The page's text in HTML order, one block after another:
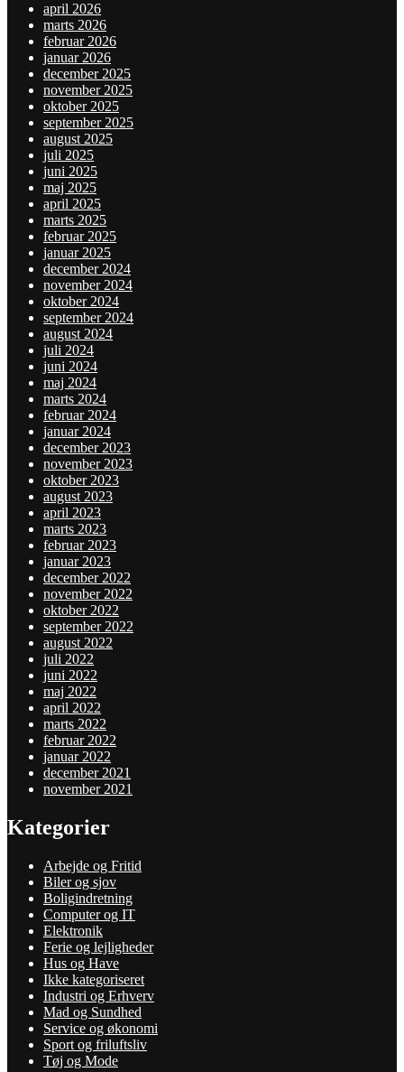
april 2026
marts 2026
februar 2026
januar 2026
december 2025
november 2025
oktober 2025
september 2025
august 2025
juli 2025
juni 2025
maj 2025
april 2025
marts 2025
februar 2025
januar 2025
december 2024
november 2024
oktober 2024
september 2024
august 2024
juli 2024
juni 2024
maj 2024
marts 2024
februar 2024
januar 2024
december 2023
november 2023
oktober 2023
august 2023
april 2023
marts 2023
februar 2023
januar 2023
december 2022
november 2022
oktober 2022
september 2022
august 2022
juli 2022
juni 2022
maj 2022
april 2022
marts 2022
februar 2022
januar 2022
december 2021
november 2021
Kategorier
Arbejde og Fritid
Biler og sjov
Boligindretning
Computer og IT
Elektronik
Ferie og lejligheder
Hus og Have
Ikke kategoriseret
Industri og Erhverv
Mad og Sundhed
Service og økonomi
Sport og friluftsliv
Tøj og Mode